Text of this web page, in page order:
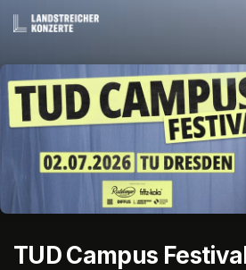
Skip header
TUD Campus